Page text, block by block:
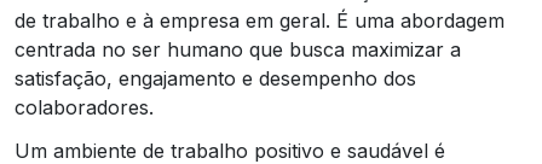
de trabalho e à empresa em geral. É uma abordagem
centrada no ser humano que busca maximizar a
satisfação, engajamento e desempenho dos
colaboradores.
Um ambiente de trabalho positivo e saudável é